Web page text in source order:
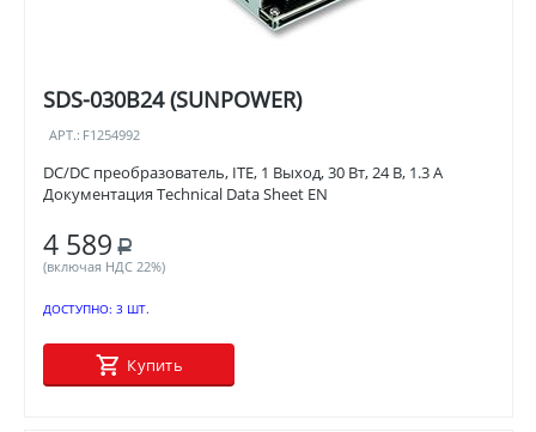
SDS-030B24 (SUNPOWER)
АРТ.: F1254992
DC/DC преобразователь, ITE, 1 Выход, 30 Вт, 24 В, 1.3 А
Документация Technical Data Sheet EN
4 589 Р
(включая НДС 22%)
ДОСТУПНО: 3 ШТ.
Купить